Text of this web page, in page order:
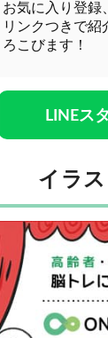
お気に入り登録
リンクつきで紹
ろこびます！
LINEス
イラ